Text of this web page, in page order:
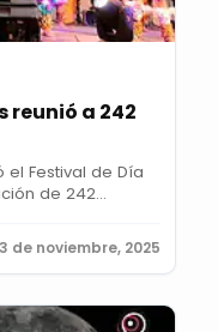
reunió a 242
Festival de Día
de 242...
3 de noviembre, 2025